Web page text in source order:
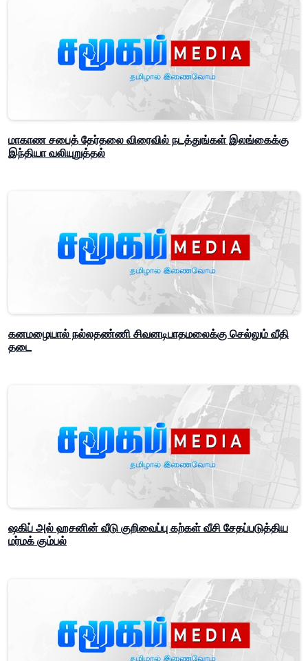
மாகாண சபைத் தேர்தலை விரைவில் நடத்துங்கள் இலங்கைக்கு
இந்தியா வலியுறுத்தல்
கனமழையால் நல்லதண்ணி சிவனடிபாதமலைக்கு செல்லும் வீதி
தடை
ஷகிப் அல் ஹசனின் வீடு குறிவைப்பு கற்கள் வீசி சேதப்படுத்திய
மர்மக் கும்பல்